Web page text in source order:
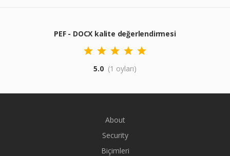
PEF - DOCX kalite değerlendirmesi
5.0 (1 oyları)
About
Security
Biçimleri